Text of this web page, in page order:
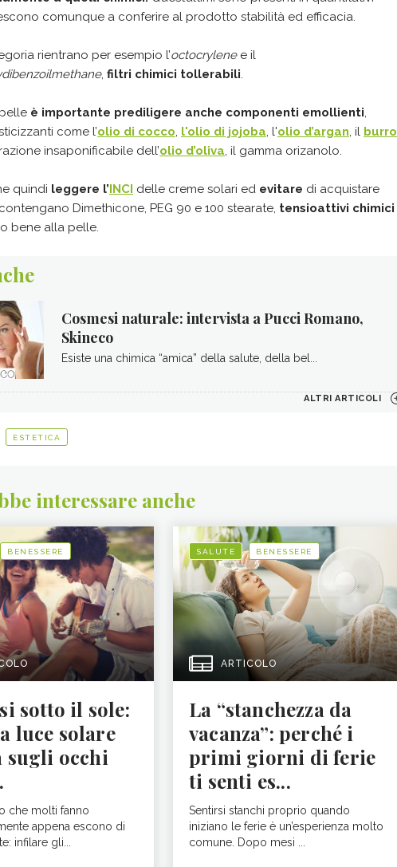
comunque a conferire al prodotto stabilità ed efficacia.
rientrano per esempio l’octocrylene e il
, filtri chimici tollerabili.
è importante prediligere anche componenti emollienti,
come l’olio di cocco, l'olio di jojoba, l'olio d’argan, il burro
insaponificabile dell’olio d’oliva, il gamma orizanolo.
quindi leggere l’INCI delle creme solari ed evitare di acquistare
Dimethicone, PEG 90 e 100 stearate, tensioattivi chimici
bene alla pelle.
Cosmesi naturale: intervista a Pucci Romano,
Skineco
Esiste una chimica “amica” della salute, della bel...
ALTRI ARTICOLI
ESTETICA
interessare anche
BENESSERE
sotto il sole:
luce solare
sugli occhi
che molti fanno
appena escono di
infilare gli...
SALUTE BENESSERE
ARTICOLO
La “stanchezza da
vacanza”: perché i
primi giorni di ferie
ti senti es...
Sentirsi stanchi proprio quando
iniziano le ferie è un’esperienza molto
comune. Dopo mesi ...